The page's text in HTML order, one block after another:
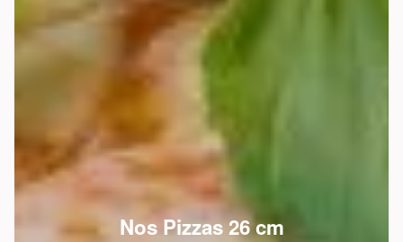
Nos Pizzas 26 cm